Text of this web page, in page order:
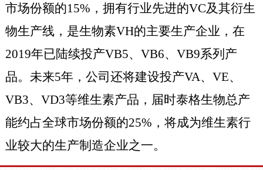
市场份额的15% ，拥有行业先进的VC及其衍生
物生产线，是生物素VH的主要生产企业，在
2019年已陆续投产VB5、 VB6、 VB9系列产
品。未来5年，公司还将建设投产VA、 VE、
VB3、 VD3等维生素产品，届时泰格生物总产
能约占全球市场份额的25% ，将成为维生素行
业较大的生产制造企业之一。